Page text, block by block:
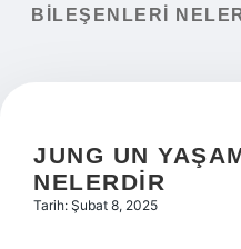
BILEŞENLERI
JUNG UN
NELERDIR
Tarih: Şubat 8, 2025